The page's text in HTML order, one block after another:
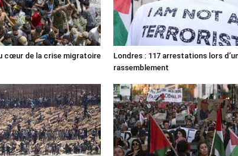
cœur de la crise migratoire
Londres : 117 arrestations lors
rassemblement